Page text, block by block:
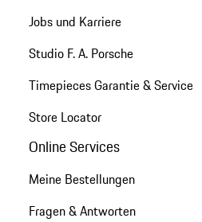
Jobs und Karriere
Studio F. A. Porsche
Timepieces Garantie & Service
Store Locator
Online Services
Meine Bestellungen
Fragen & Antworten